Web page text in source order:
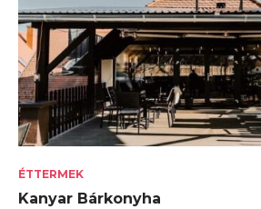
ÉTTERMEK
Kanyar Bárkonyha